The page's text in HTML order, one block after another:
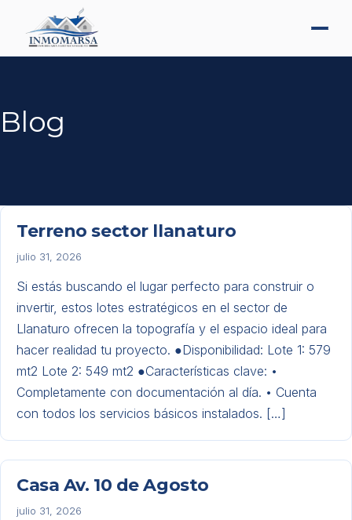
Blog
Terreno sector llanaturo
julio 31, 2026
​Si estás buscando el lugar perfecto para construir o
invertir, estos lotes estratégicos en el sector de
Llanaturo ofrecen la topografía y el espacio ideal para
hacer realidad tu proyecto. ●​Disponibilidad: ​Lote 1: 579
mt2 ​Lote 2: 549 mt2 ●​Características clave: ​•
Completamente con documentación al día. ​• Cuenta
con todos los servicios básicos instalados. […]
Casa Av. 10 de Agosto
julio 31, 2026